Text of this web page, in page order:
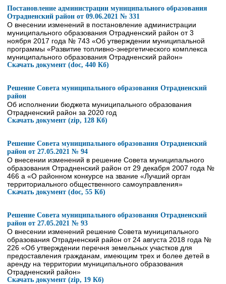
Постановление администрации муниципального образования
Отрадненский район от 09.06.2021 № 331
О внесении изменений в постановление администрации
муниципального образования Отрадненский район от 3
ноября 2017 года № 743 «Об утверждении муниципальной
программы «Развитие топливно-энергетического комплекса
муниципального образования Отрадненский район»
Скачать документ (doc, 440 Кб)
Решение Совета муниципального образования Отрадненский
район
Об исполнении бюджета муниципального образования
Отрадненский район за 2020 год
Скачать документ (zip, 128 Кб)
Решение Совета муниципального образования Отрадненский
район от 27.05.2021 № 94
О внесении изменений в решение Совета муниципального
образования Отрадненский район от 29 декабря 2007 года №
466 а «О районном конкурсе на звание «Лучший орган
территориального общественного самоуправления»
Скачать документ (doc, 55 Кб)
Решение Совета муниципального образования Отрадненский
район от 27.05.2021 № 93
О внесении изменений решение Совета муниципального
образования Отрадненский район от 24 августа 2018 года №
226 «Об утверждении перечня земельных участков для
предоставления гражданам, имеющим трех и более детей в
аренду на территории муниципального образования
Отрадненский район»
Скачать документ (zip, 19 Кб)